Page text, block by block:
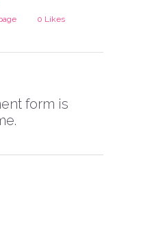
0 Likes
form is